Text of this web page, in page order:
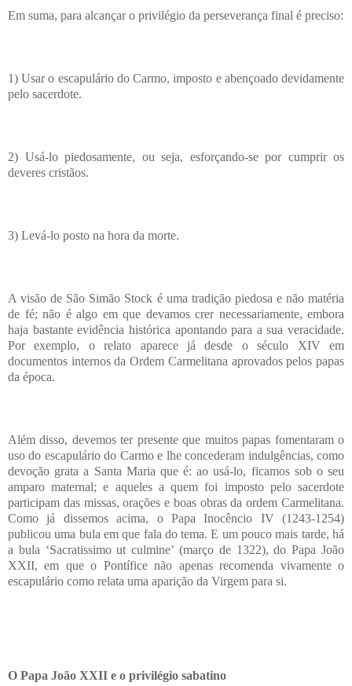
Em suma, para alcançar o privilégio da perseverança final é preciso:
1) Usar o escapulário do Carmo, imposto e abençoado devidamente
pelo sacerdote.
2) Usá-lo piedosamente, ou seja, esforçando-se por cumprir os
deveres cristãos.
3) Levá-lo posto na hora da morte.
A visão de São Simão Stock é uma tradição piedosa e não matéria
de fé; não é algo em que devamos crer necessariamente, embora
haja bastante evidência histórica apontando para a sua veracidade.
Por exemplo, o relato aparece já desde o século XIV em
documentos internos da Ordem Carmelitana aprovados pelos papas
da época.
Além disso, devemos ter presente que muitos papas fomentaram o
uso do escapulário do Carmo e lhe concederam indulgências, como
devoção grata a Santa Maria que é: ao usá-lo, ficamos sob o seu
amparo maternal; e aqueles a quem foi imposto pelo sacerdote
participam das missas, orações e boas obras da ordem Carmelitana.
Como já dissemos acima, o Papa Inocêncio IV (1243-1254)
publicou uma bula em que fala do tema. E um pouco mais tarde, há
a bula ‘Sacratissimo ut culmine’ (março de 1322), do Papa João
XXII, em que o Pontífice não apenas recomenda vivamente o
escapulário como relata uma aparição da Virgem para si.
O Papa João XXII e o privilégio sabatino